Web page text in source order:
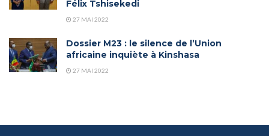
Félix Tshisekedi
27 MAI 2022
Dossier M23 : le silence de l’Union
africaine inquiète à Kinshasa
27 MAI 2022